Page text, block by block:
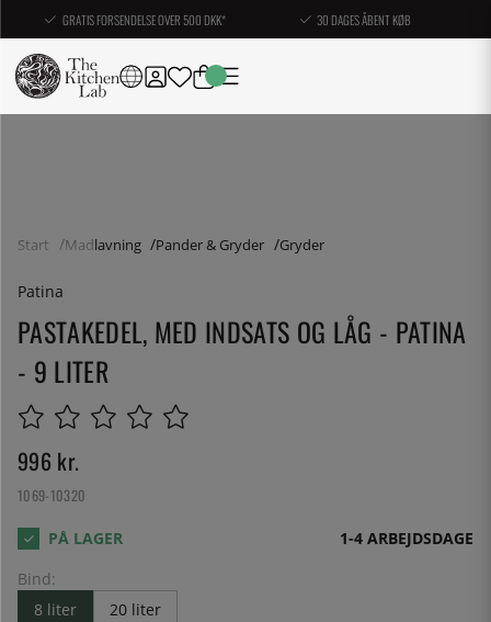
GRATIS FORSENDELSE OVER 500 DKK* 30 DAGES ÅBENT KØB
Start Madlavning Pander & Gryder Gryder
Patina
PASTAKEDEL, MED INDSATS OG LÅG - PATINA
- 9 LITER
996 kr.
1069-10320
1-4 ARBEJDSDAGE
Bind:
8 liter
20 liter